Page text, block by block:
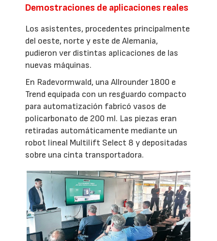
Demostraciones de aplicaciones reales
Los asistentes, procedentes principalmente
del oeste, norte y este de Alemania,
pudieron ver distintas aplicaciones de las
nuevas máquinas.
En Radevormwald, una Allrounder 1800 e
Trend equipada con un resguardo compacto
para automatización fabricó vasos de
policarbonato de 200 ml. Las piezas eran
retiradas automáticamente mediante un
robot lineal Multilift Select 8 y depositadas
sobre una cinta transportadora.